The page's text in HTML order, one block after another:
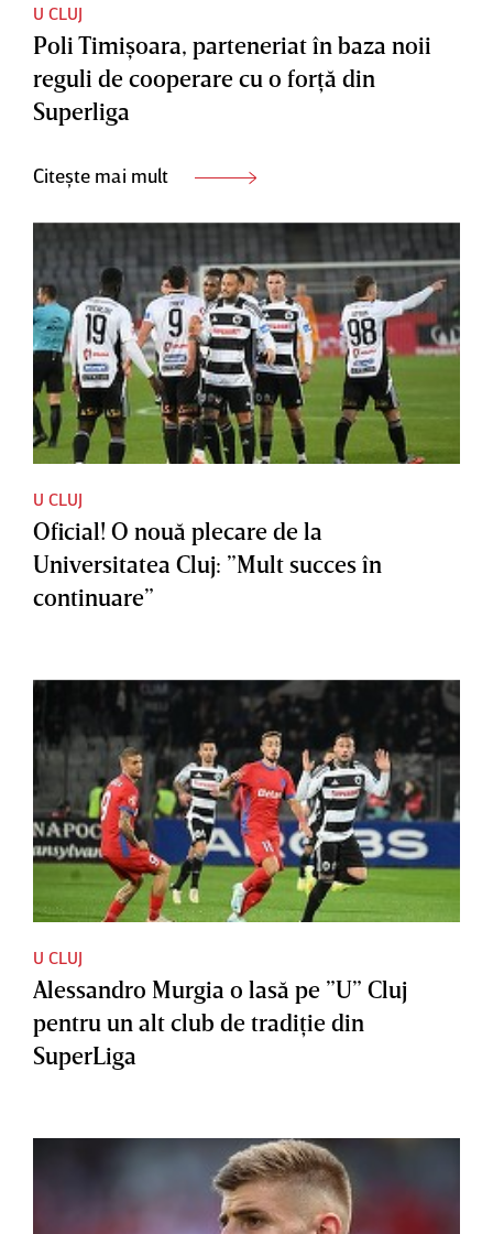
U CLUJ
Poli Timişoara, parteneriat în baza noii
reguli de cooperare cu o forţă din
Superliga
Citește mai mult
U CLUJ
Oficial! O nouă plecare de la
Universitatea Cluj: ”Mult succes în
continuare”
U CLUJ
Alessandro Murgia o lasă pe ”U” Cluj
pentru un alt club de tradiţie din
SuperLiga